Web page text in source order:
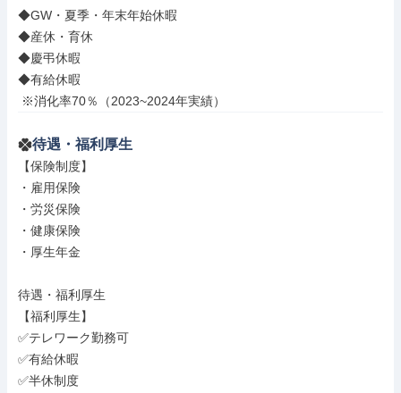
◆GW・夏季・年末年始休暇
◆産休・育休
◆慶弔休暇
◆有給休暇
※消化率70％（2023~2024年実績）
待遇・福利厚生
【保険制度】
・雇用保険
・労災保険
・健康保険
・厚生年金
待遇・福利厚生
【福利厚生】
✅テレワーク勤務可
✅有給休暇
✅半休制度